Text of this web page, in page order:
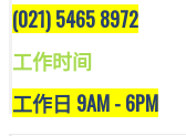
(021) 5465 8972
工作时间
工作日 9AM - 6PM